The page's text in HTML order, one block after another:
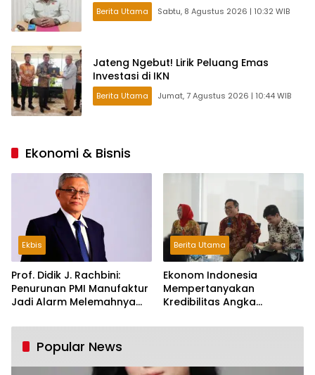
Berita Utama Sabtu, 8 Agustus 2026 | 10:32 WIB
Jateng Ngebut! Lirik Peluang Emas
Investasi di IKN
Berita Utama Jumat, 7 Agustus 2026 | 10:44 WIB
Ekonomi & Bisnis
Ekbis
Prof. Didik J. Rachbini:
Penurunan PMI Manufaktur
Jadi Alarm Melemahnya
Berita Utama
Ekonom Indonesia
Mempertanyakan
Kredibilitas Angka
Tumbuh Tapi Rapuh
Popular News